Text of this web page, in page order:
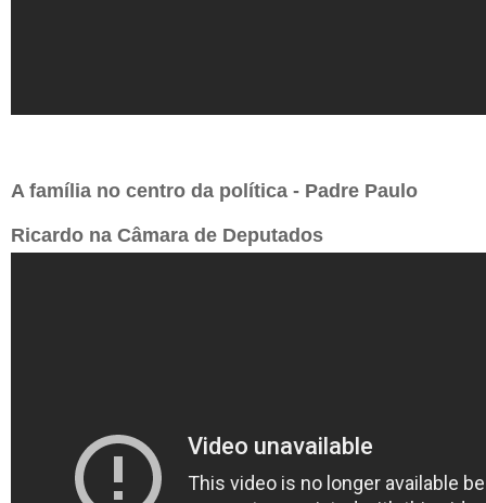
A família no centro da política - Padre Paulo
Ricardo na Câmara de Deputados